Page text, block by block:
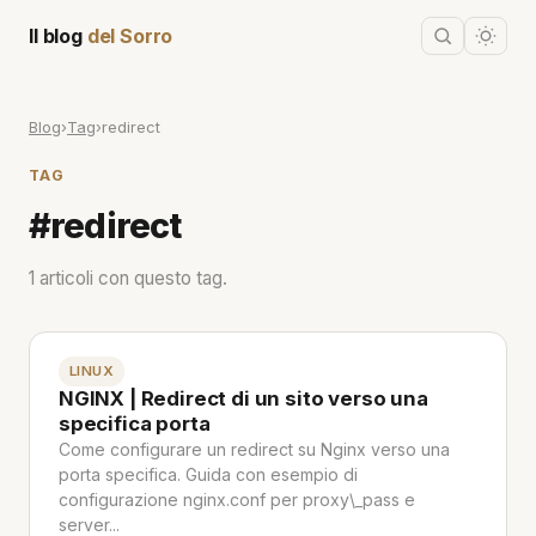
Il blog del Sorro
Blog›Tag›redirect
TAG
#redirect
1 articoli con questo tag.
LINUX
NGINX | Redirect di un sito verso una
specifica porta
Come configurare un redirect su Nginx verso una
porta specifica. Guida con esempio di
configurazione nginx.conf per proxy\_pass e
server...